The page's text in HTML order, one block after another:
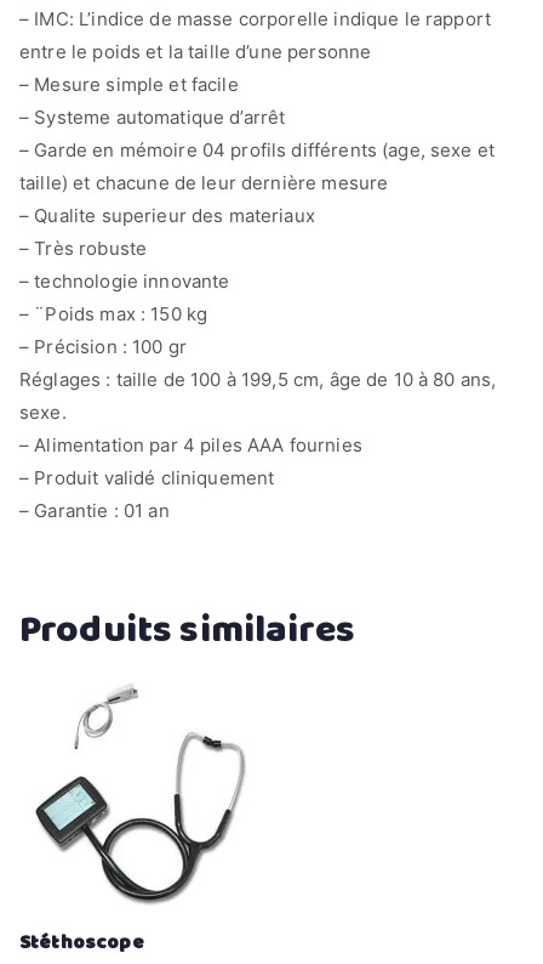
– IMC: L’indice de masse corporelle indique le rapport
entre le poids et la taille d’une personne
– Mesure simple et facile
– Systeme automatique d’arrêt
– Garde en mémoire 04 profils différents (age, sexe et
taille) et chacune de leur dernière mesure
– Qualite superieur des materiaux
– Très robuste
– technologie innovante
– ¨Poids max : 150 kg
– Précision : 100 gr
Réglages : taille de 100 à 199,5 cm, âge de 10 à 80 ans,
sexe.
– Alimentation par 4 piles AAA fournies
– Produit validé cliniquement
– Garantie : 01 an
Produits similaires
Stéthoscope